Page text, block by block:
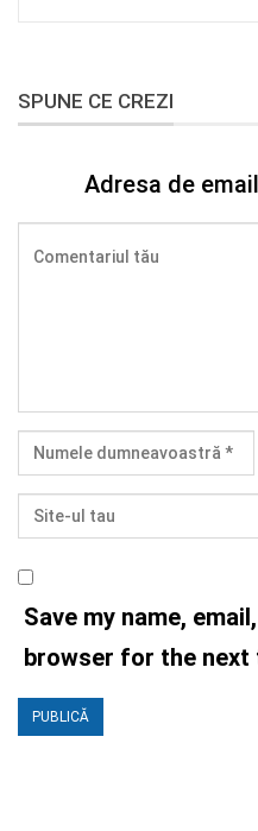
SPUNE CE CREZI
Adresa de
Save my name,
browser for the next